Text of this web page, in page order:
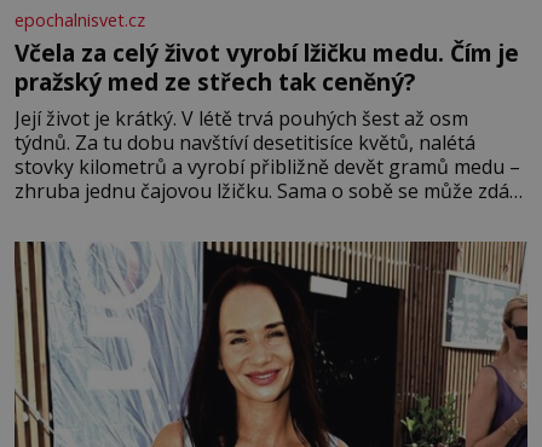
epochalnisvet.cz
Včela za celý život vyrobí lžičku medu. Čím je
pražský med ze střech tak ceněný?
Její život je krátký. V létě trvá pouhých šest až osm
týdnů. Za tu dobu navštíví desetitisíce květů, nalétá
stovky kilometrů a vyrobí přibližně devět gramů medu –
zhruba jednu čajovou lžičku. Sama o sobě se může zdát
tisíc příslušnic svého včelstva, vznikne jeden z
nejdokonalejších organismů